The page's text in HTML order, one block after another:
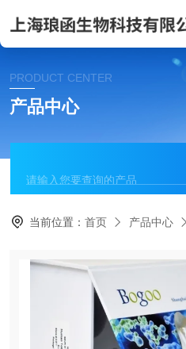
PRODUCT CENTER
产品中心
当前位置：首页 产品中心